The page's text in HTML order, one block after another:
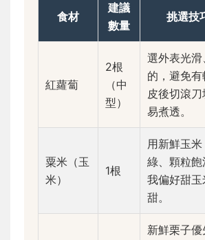
食材
建議
數量
挑選技
紅蘿蔔
2根
（中
型）
選外表光
的，避免
皮後切滾
易煮透。
粟米（玉
米）
1根
用新鮮玉
綠、顆粒飽
我偏好甜
甜。
新鮮栗子